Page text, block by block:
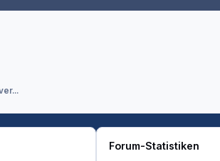
Forum-Statistiken